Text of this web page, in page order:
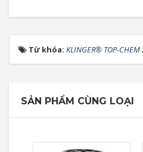
Từ khóa: KLINGER® TOP-
SẢN PHẨM CÙNG LOẠI